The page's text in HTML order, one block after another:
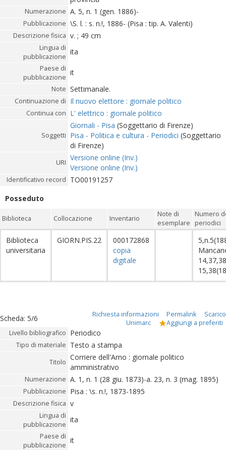
Numerazione A. 5, n. 1 (gen. 1886)-
Pubblicazione \S. l. : s. n.!, 1886- (Pisa : tip. A. Valenti)
Descrizione fisica v. ; 49 cm
Lingua di
pubblicazione
ita
Paese di
pubblicazione
it
Note Settimanale.
Continuazione di Il nuovo elettore : giornale politico
Continua con L' elettrico : giornale politico
Soggetti
Giornali - Pisa (Soggettario di Firenze)
Pisa - Politica e cultura - Periodici (Soggettario
di Firenze)
URI
Versione online (Inv.)
Versione online (Inv.)
Identificativo record TO00191257
Posseduto
Biblioteca Collocazione Inventario
Note di
esemplare
Numero
periodici
Biblioteca
universitaria
GIORN.PIS.22
000172868
copia
digitale
Scheda: 5/6 Richiesta informazioni Permalink
Scarico
Unimarc
Aggiungi a preferiti
Livello bibliografico Periodico
Tipo di materiale Testo a stampa
Titolo
Corriere dell'Arno : giornale politico
amministrativo
Numerazione A. 1, n. 1 (28 giu. 1873)-a. 23, n. 3 (mag. 1895)
Pubblicazione Pisa : \s. n.!, 1873-1895
Descrizione fisica v
Lingua di
pubblicazione
ita
Paese di
pubblicazione
it